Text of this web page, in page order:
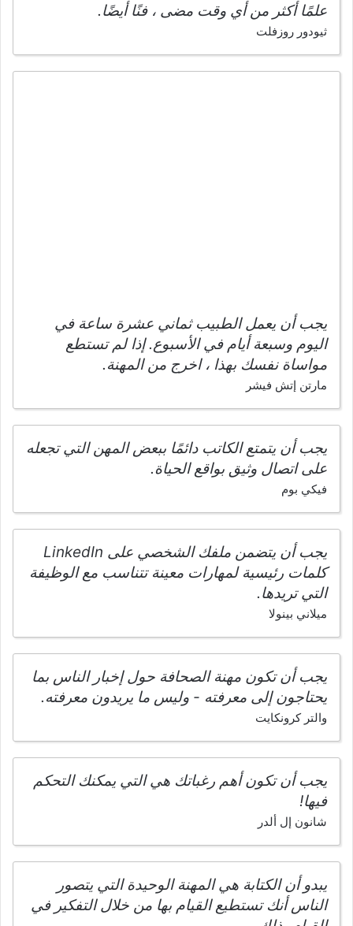
علمًا أكثر من أي وقت مضى ، فنًا أيضًا.
ثيودور روزفلت
يجب أن يعمل الطبيب ثماني عشرة ساعة في
اليوم وسبعة أيام في الأسبوع. إذا لم تستطع
مواساة نفسك بهذا ، اخرج من المهنة.
مارتن إتش فيشر
يجب أن يتمتع الكاتب دائمًا ببعض المهن التي تجعله
على اتصال وثيق بواقع الحياة.
فيكي بوم
يجب أن يتضمن ملفك الشخصي على LinkedIn
كلمات رئيسية لمهارات معينة تتناسب مع الوظيفة
التي تريدها.
ميلاني بينولا
يجب أن تكون مهنة الصحافة حول إخبار الناس بما
يحتاجون إلى معرفته - وليس ما يريدون معرفته.
والتر كرونكايت
يجب أن تكون أهم رغباتك هي التي يمكنك التحكم
فيها!
شانون إل ألدر
يبدو أن الكتابة هي المهنة الوحيدة التي يتصور
الناس أنك تستطيع القيام بها من خلال التفكير في